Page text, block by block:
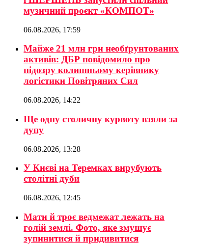
музичний проєкт «КОМПОТ»
06.08.2026, 17:59
Майже 21 млн грн необґрунтованих
активів: ДБР повідомило про
підозру колишньому керівнику
логістики Повітряних Сил
06.08.2026, 14:22
Ще одну столичну курвоту взяли за
дупу
06.08.2026, 13:28
У Києві на Теремках вирубують
столітні дуби
06.08.2026, 12:45
Мати й троє ведмежат лежать на
голій землі. Фото, яке змушує
зупинитися й придивитися